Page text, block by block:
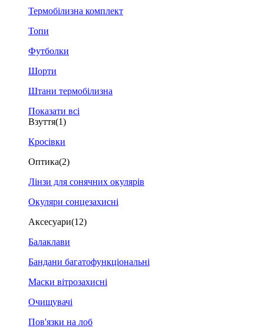
Термобілизна комплект
Топи
Футболки
Шорти
Штани термобілизна
Показати всі
Взуття(1)
Кросівки
Оптика(2)
Лінзи для сонячних окулярів
Окуляри сонцезахисні
Аксесуари(12)
Балаклави
Бандани багатофункціональні
Маски вітрозахисні
Очищувачі
Пов'язки на лоб